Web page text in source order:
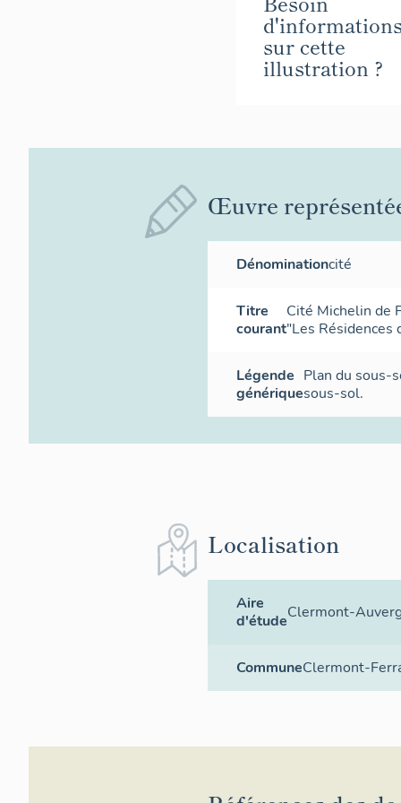
sur cette
illustration ?
Œuvre
Dénominationcité
Titre
courant
Cité Michelin de
"Les Résidences
Légende
générique
Plan du sous-
sous-sol.
Localisation
Aire
d'étudeClermont-
CommuneClermont-